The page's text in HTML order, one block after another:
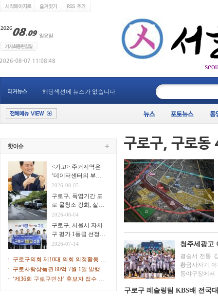
티커뉴스 해당섹션에 뉴스가 없습니다
<기고> 주거지역은
‘데이터센터의 부
지’가 아니다
2026-08-05
구로구, 폭염기간 도
로 물청소 강화, 살수
차7대 투입 무더위 식
힌다
2026-08-04
구로구, 서울시 자치
구 평가 1등급 선정…
2026년 지자체 합동평
2026-07-14
구로구의회 제10대 의회 의정활동 시
작
구로사랑상품권 80억 7월 1일 발행
‘제36회 구로구민상’ 후보자 접수 시
청주세광고
결승서 전통
황금사자기 이후 44년만에 충
동야구장에
구로구 레슬링팀 KBS배 전국